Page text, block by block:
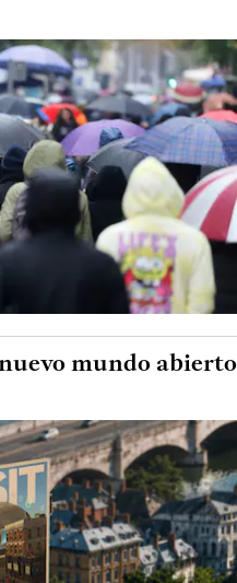
mundo abierto